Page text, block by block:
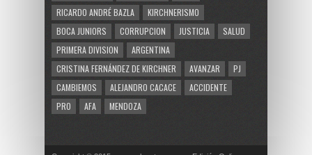
RICARDO ANDRÉ BAZLA
KIRCHNERISMO
BOCA JUNIORS
CORRUPCION JUSTICIA
SALUD
PRIMERA DIVISION
ARGENTINA
CRISTINA FERNÁNDEZ DE KIRCHNER
AVANZAR
PJ
CAMBIEMOS
ALEJANDRO CACACE
ACCIDENTE
PRO
AFA MENDOZA